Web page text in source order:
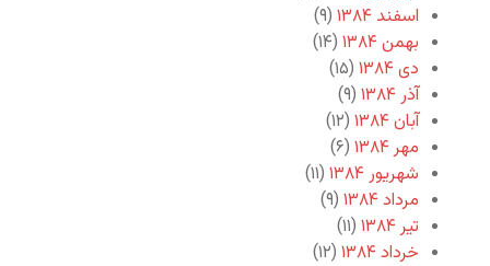
اسفند ۱۳۸۴
(۹)
بهمن ۱۳۸۴
(۱۴)
دی ۱۳۸۴
(۱۵)
آذر ۱۳۸۴
(۹)
آبان ۱۳۸۴
(۱۲)
مهر ۱۳۸۴
(۶)
شهریور ۱۳۸۴
(۱۱)
مرداد ۱۳۸۴
(۹)
تیر ۱۳۸۴
(۱۱)
خرداد ۱۳۸۴
(۱۲)